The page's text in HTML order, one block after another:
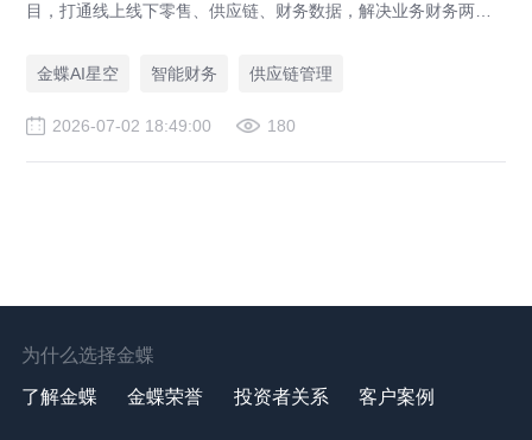
目，打通线上线下零售、供应链、财务数据，解决业务财务两张
金蝶AI星空
智能财务 供应链管理
2026-07-02 18:49:00 180
为什么选择金蝶
了解金蝶 金蝶荣誉 投资者关系 客户案例